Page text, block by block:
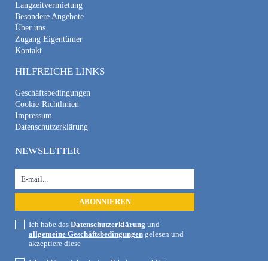
Langzeitvermietung
Besondere Angebote
Über uns
Zugang Eigentümer
Kontakt
HILFREICHE LINKS
Geschäftsbedingungen
Cookie-Richtlinien
Impressum
Datenschutzerklärung
NEWSLETTER
Ich habe das Datenschutzerklärung und
allgemeine Geschäftsbedingungengelesen und
akzeptiere diese